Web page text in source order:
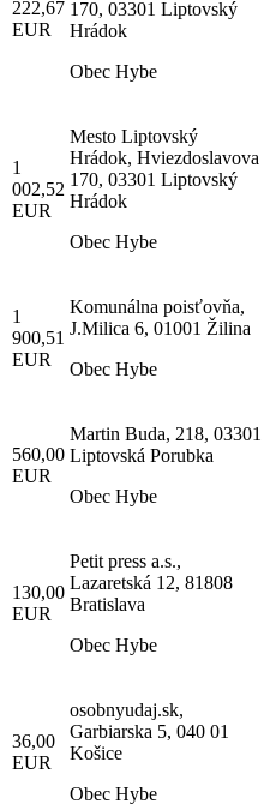
222,67
EUR
170, 03301 Liptovský
Hrádok
Obec Hybe
1
002,52
EUR
Mesto Liptovský
Hrádok, Hviezdoslavova
170, 03301 Liptovský
Hrádok
Obec Hybe
1
900,51
EUR
Komunálna poisťovňa,
J.Milica 6, 01001 Žilina
Obec Hybe
560,00
EUR
Martin Buda, 218, 03301
Liptovská Porubka
Obec Hybe
130,00
EUR
Petit press a.s.,
Lazaretská 12, 81808
Bratislava
Obec Hybe
36,00
EUR
osobnyudaj.sk,
Garbiarska 5, 040 01
Košice
Obec Hybe